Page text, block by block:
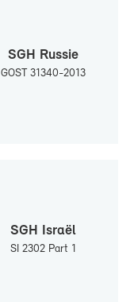
SGH Rus­sie
GOST 31340-2013
SGH Israël
SI 2302 Part 1